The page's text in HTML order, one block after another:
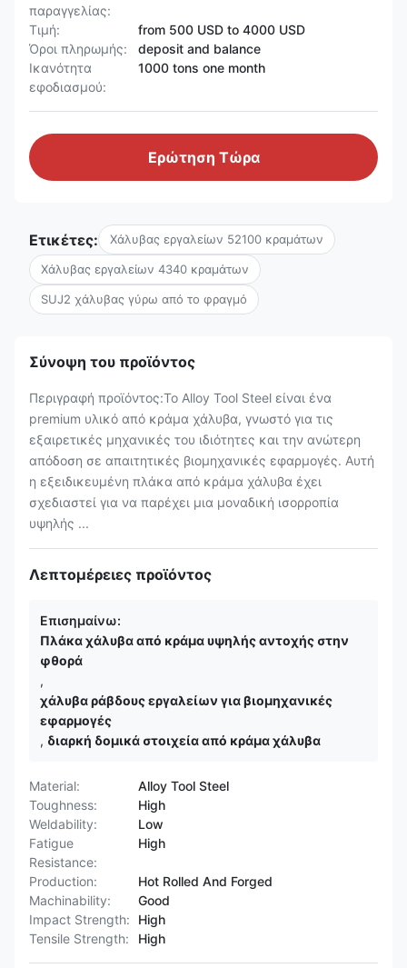
παραγγελίας:
Τιμή:
from 500 USD to 4000 USD
Όροι πληρωμής:
deposit and balance
Ικανότητα
εφοδιασμού:
1000 tons one month
Ερώτηση Τώρα
Ετικέτες: Χάλυβας εργαλείων 52100 κραμάτων
Χάλυβας εργαλείων 4340 κραμάτων
SUJ2 χάλυβας γύρω από το φραγμό
Σύνοψη του προϊόντος
Περιγραφή προϊόντος:Το Alloy Tool Steel είναι ένα
premium υλικό από κράμα χάλυβα, γνωστό για τις
εξαιρετικές μηχανικές του ιδιότητες και την ανώτερη
απόδοση σε απαιτητικές βιομηχανικές εφαρμογές. Αυτή
η εξειδικευμένη πλάκα από κράμα χάλυβα έχει
σχεδιαστεί για να παρέχει μια μοναδική ισορροπία
υψηλής ...
Λεπτομέρειες προϊόντος
Επισημαίνω:
Πλάκα χάλυβα από κράμα υψηλής αντοχής στην
φθορά
,
χάλυβα ράβδους εργαλείων για βιομηχανικές
εφαρμογές
, διαρκή δομικά στοιχεία από κράμα χάλυβα
Material:
Alloy Tool Steel
Toughness:
High
Weldability:
Low
Fatigue
Resistance:
High
Production:
Hot Rolled And Forged
Machinability:
Good
Impact Strength:
High
Tensile Strength:
High